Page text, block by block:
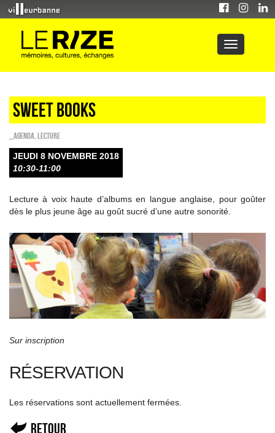
Sweet Books
_Agenda Lecture
JEUDI 8 NOVEMBRE 2018
10:30-11:00
Lecture à voix haute d’albums en langue anglaise, pour goûter
dès le plus jeune âge au goût sucré d’une autre sonorité.
Sur inscription
RÉSERVATION
Les réservations sont actuellement fermées.
Retour